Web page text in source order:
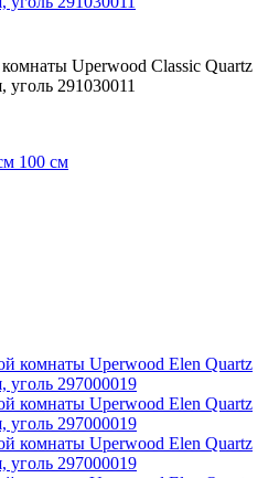
Uperwood Classic Quartz
уголь 291030011
100 см